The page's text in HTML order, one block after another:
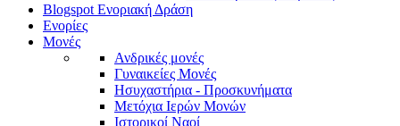
Blogspot Ενοριακή Δράση
Ενορίες
Μονές
Ανδρικές μονές
Γυναικείες Μονές
Ησυχαστήρια - Προσκυνήματα
Μετόχια Ιερών Μονών
Ιστορικοί Ναοί